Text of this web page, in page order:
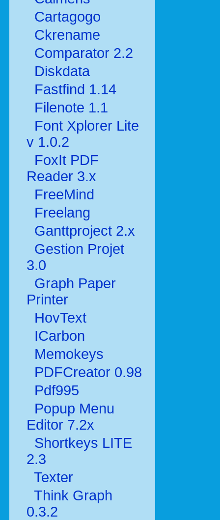
Cartagogo
Ckrename
Comparator 2.2
Diskdata
Fastfind 1.14
Filenote 1.1
Font Xplorer Lite
v 1.0.2
FoxIt PDF
Reader 3.x
FreeMind
Freelang
Ganttproject 2.x
Gestion Projet
3.0
Graph Paper
Printer
HovText
ICarbon
Memokeys
PDFCreator 0.98
Pdf995
Popup Menu
Editor 7.2x
Shortkeys LITE
2.3
Texter
Think Graph
0.3.2